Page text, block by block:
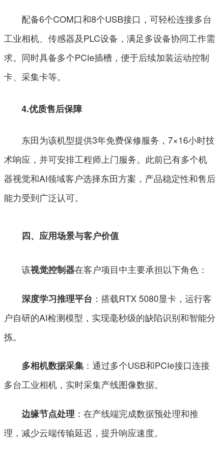
配备6个COM口和8个USB接口，可轻松连接多台
工业相机、传感器及PLC设备，满足多设备协同工作需
求。同时具备多个PCIe插槽，便于后续加装运动控制
卡、采集卡等。
4.优质售后保障
东田为该机型提供3年免费保修服务，7×16小时技
术响应，并可安排工程师上门服务。此前已有多个机
器视觉和AI领域客户选择东田方案，产品稳定性和售后
能力受到广泛认可。
四、应用场景与客户价值
该视觉控制器在客户项目中主要承担以下角色：
深度学习推理平台 ：搭载RTX 5080显卡，运行客
户自研的AI检测模型，实现毫秒级的缺陷识别和智能分
拣。
多相机数据采集 ：通过多个USB和PCIe接口连接
多台工业相机，实时采集产线图像数据。
边缘节点处理 ：在产线端完成数据预处理和推
理，减少云端传输延迟，提升响应速度。